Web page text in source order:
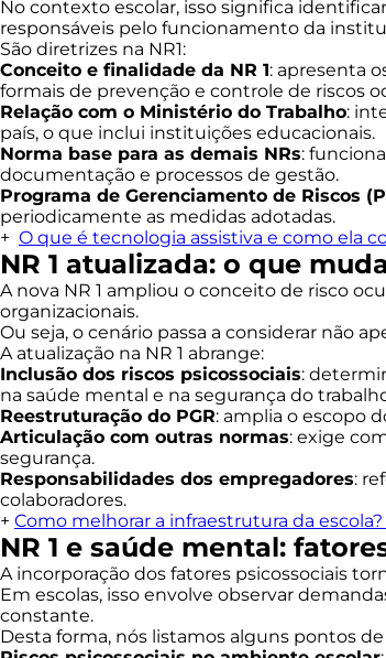
No contexto escolar, isso significa
responsáveis pelo funcionamento da
São diretrizes na NR1:
Conceito e finalidade da NR 1: apresenta
formais de prevenção e controle de riscos
Relação com o Ministério do Trabalho:
país, o que inclui instituições educacionais.
Norma base para as demais NRs:
documentação e processos de gestão.
Programa de Gerenciamento de Riscos
periodicamente as medidas adotadas.
+ O que é tecnologia assistiva e como ela
NR 1 atualizada: o que
A nova NR 1 ampliou o conceito de risco
organizacionais.
Ou seja, o cenário passa a considerar não
A atualização na NR 1 abrange:
Inclusão dos riscos psicossociais:
na saúde mental e na segurança do
Reestruturação do PGR: amplia o escopo
Articulação com outras normas: exige
segurança.
Responsabilidades dos empregadores:
colaboradores.
+ Como melhorar a infraestrutura da
NR 1 e saúde mental:
A incorporação dos fatores psicossociais
Em escolas, isso envolve observar
constante.
Desta forma, nós listamos alguns pontos